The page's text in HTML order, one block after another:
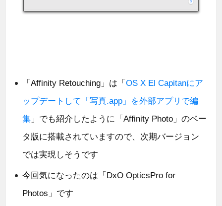
「Affinity Retouching」は「 OS X El Capitanにア
ップデートして「写真.app」を外部アプリで編
集 」でも紹介したように「Affinity Photo」のベー
タ版に搭載されていますので、次期バージョン
では実現しそうです
今回気になったのは「DxO OpticsPro for
Photos」です